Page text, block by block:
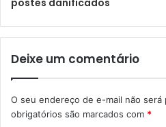
Deixe um comentário
O seu endereço de e-mail não será
obrigatórios são marcados com *